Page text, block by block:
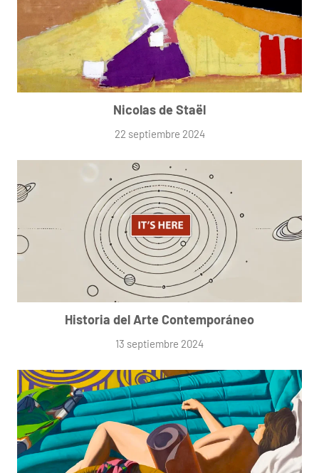
Nicolas de Staël
22 septiembre 2024
Historia del Arte Contemporáneo
13 septiembre 2024